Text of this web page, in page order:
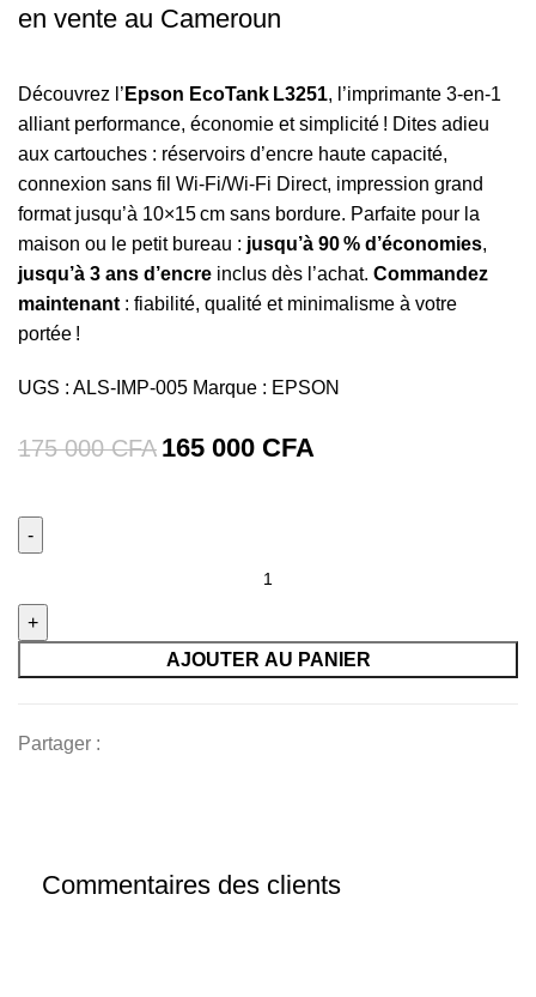
en vente au Cameroun
Découvrez l’ Epson EcoTank L3251, l’imprimante 3-en-1
alliant performance, économie et simplicité ! Dites adieu
aux cartouches : réservoirs d’encre haute capacité,
connexion sans fil Wi‑Fi/Wi‑Fi Direct, impression grand
format jusqu’à 10×15 cm sans bordure. Parfaite pour la
maison ou le petit bureau : jusqu’à 90 % d’économies,
jusqu’à 3 ans d’encre inclus dès l’achat. Commandez
maintenant : fiabilité, qualité et minimalisme à votre
portée !
UGS : ALS-IMP-005 Marque : EPSON
175 000CFA 165 000 CFA
Imprimante
multifonction
bon
AJOUTER AU PANIER
Partager :
Commentaires des clients